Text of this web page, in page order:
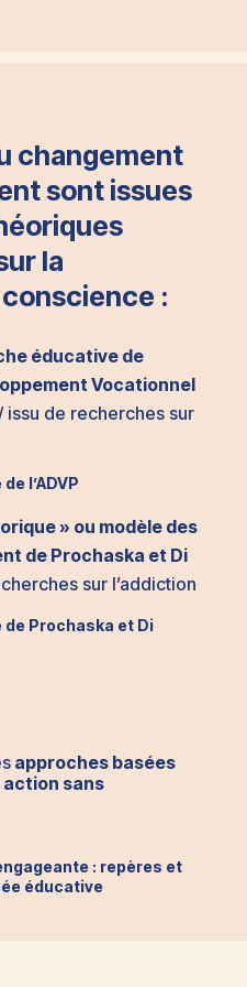
changement
sont issues
la
:
éducative de
Vocationnel
issu de recherches sur
l’ADVP
» ou modèle des
de Prochaska et Di
sur l’addiction
Prochaska et Di
approches basées
action sans
: repères et
éducative